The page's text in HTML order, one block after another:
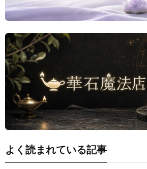
よく読まれている記事